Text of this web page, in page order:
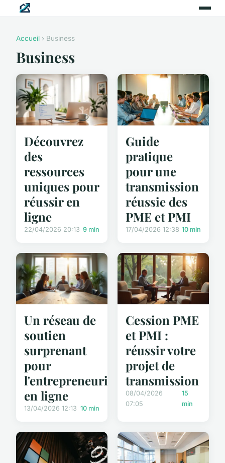
Accueil › Business
Business
Découvrez
des
ressources
uniques pour
réussir en
ligne
22/04/2026 20:13 9 min
Guide
pratique
pour une
transmission
réussie des
PME et PMI
17/04/2026 12:38 10 min
Un réseau de
soutien
surprenant
pour
l'entrepreneuriat
en ligne
13/04/2026 12:13 10 min
Cession PME
et PMI :
réussir votre
projet de
transmission
08/04/2026
07:05
15
min